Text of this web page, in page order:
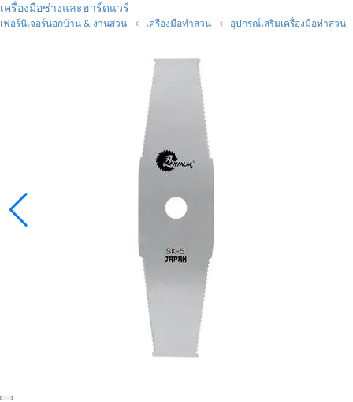
เครื่องมือช่างและฮาร์ดแวร์
เฟอร์นิเจอร์นอกบ้าน & งานสวน เครื่องมือทำสวน อุปกรณ์เสริมเครื่องมือทำสวน